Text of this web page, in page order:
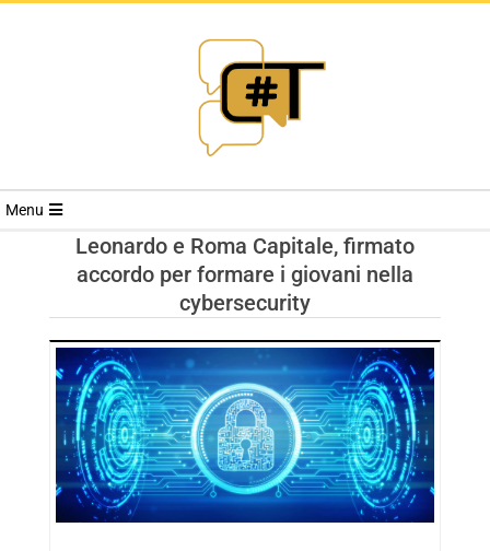
RIVISTA
TRENDS
Menu
Leonardo e Roma Capitale, firmato
accordo per formare i giovani nella
cybersecurity